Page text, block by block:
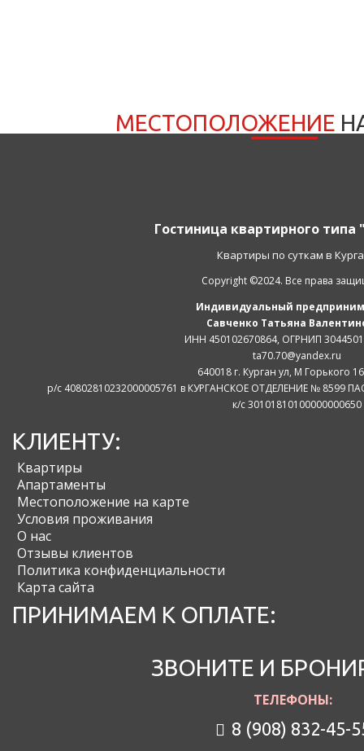
МЕСТОПОЛОЖЕНИЕ
Гостиница квартирного типа
Квартиры по суткам в
Copyright ©2024. Все права
Индивидуальный
Савченко Татьяна
ИНН 450102670864, ОГРНИП
ta70.70@yandex.ru
640018 г. Курган ул, М Горького
р/с 40802810232000005761 в КУРГАНСКОЕ ОТДЕЛЕНИЕ № 8599
к/с 30101810100000000650
КЛИЕНТУ:
Квартиры
Апартаменты
Местоположение на карте
Условия проживания
О нас
Отзывы клиентов
Политика конфиденциальности
Карта сайта
ПРИНИМАЕМ К ОПЛАТЕ:
ЗВОНИТЕ И
ТЕЛЕФОНЫ:
8 (908) 832-45-